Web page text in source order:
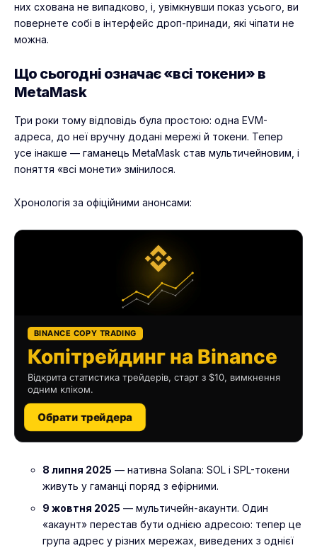
них схована не випадково, і, увімкнувши показ усього, ви
повернете собі в інтерфейс дроп-принади, які чіпати не
можна.
Що сьогодні означає «всі токени» в
MetaMask
Три роки тому відповідь була простою: одна EVM-
адреса, до неї вручну додані мережі й токени. Тепер
усе інакше — гаманець MetaMask став мультичейновим, і
поняття «всі монети» змінилося.
Хронологія за офіційними анонсами:
BINANCE COPY TRADING
Копітрейдинг на Binance
Відкрита статистика трейдерів, старт з $10, вимкнення
одним кліком.
Обрати трейдера
8 липня 2025 — нативна Solana: SOL і SPL-токени
живуть у гаманці поряд з ефірними.
9 жовтня 2025 — мультичейн-акаунти. Один
«акаунт» перестав бути однією адресою: тепер це
група адрес у різних мережах, виведених з однієї